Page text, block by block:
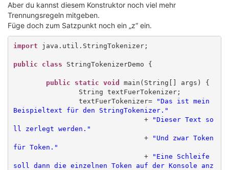
Aber du kannst diesem Konstruktor noch viel mehr
Trennungsregeln mitgeben.
Füge doch zum Satzpunkt noch ein „z“ ein.
import java.util.StringTokenizer;
public class StringTokenizerDemo {
public static void
main(String[] args) {
		textFuerTokenizer=
"Das ist mein
Beispieltext für den StringTokenizer."
				+
"Dieser Text so
ll zerlegt werden."
				+
"Und zwar Token
für Token."
				+
"Eine Schleife
soll dann die einzelnen Token auf der Konsole anz